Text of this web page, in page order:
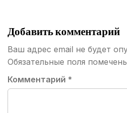
Добавить комментарий
Ваш адрес email не будет
Обязательные поля
Комментарий *